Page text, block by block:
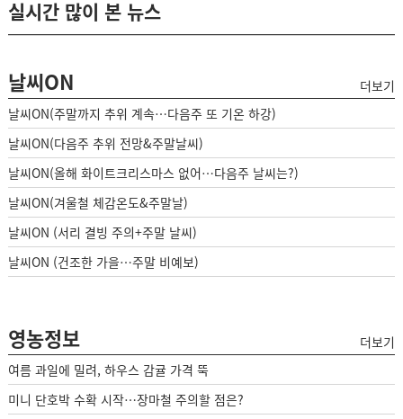
실시간 많이 본 뉴스
날씨ON
더보기
날씨ON(주말까지 추위 계속…다음주 또 기온 하강)
날씨ON(다음주 추위 전망&주말날씨)
날씨ON(올해 화이트크리스마스 없어…다음주 날씨는?)
날씨ON(겨울철 체감온도&주말날)
날씨ON (서리 결빙 주의+주말 날씨)
날씨ON (건조한 가을…주말 비예보)
영농정보
더보기
여름 과일에 밀려, 하우스 감귤 가격 뚝
미니 단호박 수확 시작…장마철 주의할 점은?